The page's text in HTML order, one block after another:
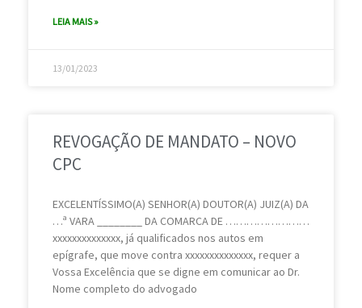
LEIA MAIS »
13/01/2023
REVOGAÇÃO DE MANDATO – NOVO
CPC
EXCELENTÍSSIMO(A) SENHOR(A) DOUTOR(A) JUIZ(A) DA
…ª VARA ________ DA COMARCA DE ……………………
xxxxxxxxxxxxxx, já qualificados nos autos em
epígrafe, que move contra xxxxxxxxxxxxxx, requer a
Vossa Excelência que se digne em comunicar ao Dr.
Nome completo do advogado